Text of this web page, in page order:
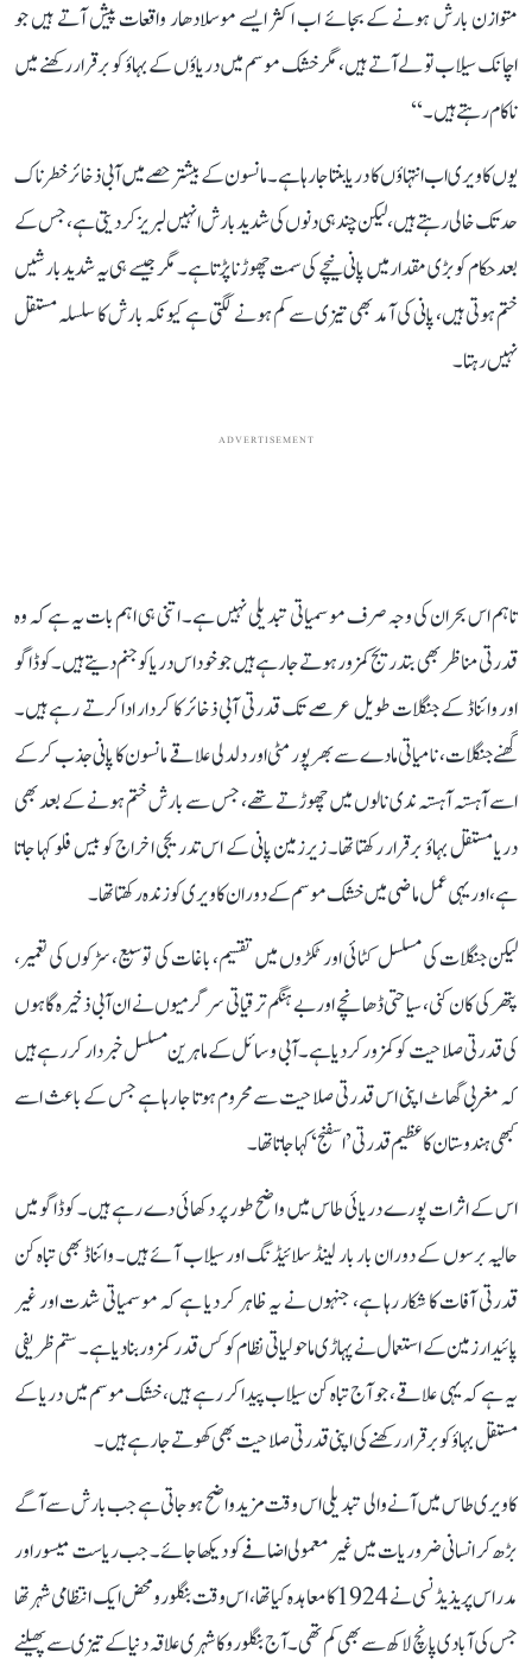
متوازن بارش ہونے کے بجائے اب اکثر ایسے موسلادھار واقعات پیش آتے ہیں جو
اچانک سیلاب تو لے آتے ہیں، مگر خشک موسم میں دریاؤں کے بہاؤ کو برقرار رکھنے میں
ناکام رہتے ہیں۔‘‘
یوں کاویری اب انتہاؤں کا دریا بنتا جا رہا ہے۔ مانسون کے بیشتر حصے میں آبی ذخائر خطرناک
حد تک خالی رہتے ہیں، لیکن چند ہی دنوں کی شدید بارش انہیں لبریز کر دیتی ہے، جس کے
بعد حکام کو بڑی مقدار میں پانی نیچے کی سمت چھوڑنا پڑتا ہے۔ مگر جیسے ہی یہ شدید بارشیں
ختم ہوتی ہیں، پانی کی آمد بھی تیزی سے کم ہونے لگتی ہے کیونکہ بارش کا سلسلہ مستقل
نہیں رہتا۔
ADVERTISEMENT
تاہم اس بحران کی وجہ صرف موسمیاتی تبدیلی نہیں ہے۔ اتنی ہی اہم بات یہ ہے کہ وہ
قدرتی مناظر بھی بتدریج کمزور ہوتے جا رہے ہیں جو خود اس دریا کو جنم دیتے ہیں۔ کوڈاگو
اور وائناڈ کے جنگلات طویل عرصے تک قدرتی آبی ذخائر کا کردار ادا کرتے رہے ہیں۔
گھنے جنگلات، نامیاتی مادے سے بھرپور مٹی اور دلدلی علاقے مانسون کا پانی جذب کر کے
اسے آہستہ آہستہ ندی نالوں میں چھوڑتے تھے، جس سے بارش ختم ہونے کے بعد بھی
دریا مستقل بہاؤ برقرار رکھتا تھا۔ زیرزمین پانی کے اس تدریجی اخراج کو بیس فلو کہا جاتا
ہے، اور یہی عمل ماضی میں خشک موسم کے دوران کاویری کو زندہ رکھتا تھا۔
لیکن جنگلات کی مسلسل کٹائی اور ٹکڑوں میں تقسیم، باغات کی توسیع، سڑکوں کی تعمیر،
پتھر کی کان کنی، سیاحتی ڈھانچے اور بے ہنگم ترقیاتی سرگرمیوں نے ان آبی ذخیرہ گاہوں
کی قدرتی صلاحیت کو کمزور کر دیا ہے۔ آبی وسائل کے ماہرین مسلسل خبردار کر رہے ہیں
کہ مغربی گھاٹ اپنی اس قدرتی صلاحیت سے محروم ہوتا جا رہا ہے جس کے باعث اسے
کبھی ہندوستان کا عظیم قدرتی ’اسفنج‘ کہا جاتا تھا۔
اس کے اثرات پورے دریائی طاس میں واضح طور پر دکھائی دے رہے ہیں۔ کوڈاگو میں
حالیہ برسوں کے دوران بار بار لینڈ سلائیڈنگ اور سیلاب آئے ہیں۔ وائناڈ بھی تباہ کن
قدرتی آفات کا شکار رہا ہے، جنہوں نے یہ ظاہر کر دیا ہے کہ موسمیاتی شدت اور غیر
پائیدار زمین کے استعمال نے پہاڑی ماحولیاتی نظام کو کس قدر کمزور بنا دیا ہے۔ ستم ظریفی
یہ ہے کہ یہی علاقے، جو آج تباہ کن سیلاب پیدا کر رہے ہیں، خشک موسم میں دریا کے
مستقل بہاؤ کو برقرار رکھنے کی اپنی قدرتی صلاحیت بھی کھوتے جا رہے ہیں۔
کاویری طاس میں آنے والی تبدیلی اس وقت مزید واضح ہو جاتی ہے جب بارش سے آگے
بڑھ کر انسانی ضروریات میں غیر معمولی اضافے کو دیکھا جائے۔ جب ریاست میسور اور
مدراس پریذیڈنسی نے 1924 کا معاہدہ کیا تھا، اس وقت بنگلورو محض ایک انتظامی شہر تھا
جس کی آبادی پانچ لاکھ سے بھی کم تھی۔ آج بنگلورو کا شہری علاقہ دنیا کے تیزی سے پھیلنے